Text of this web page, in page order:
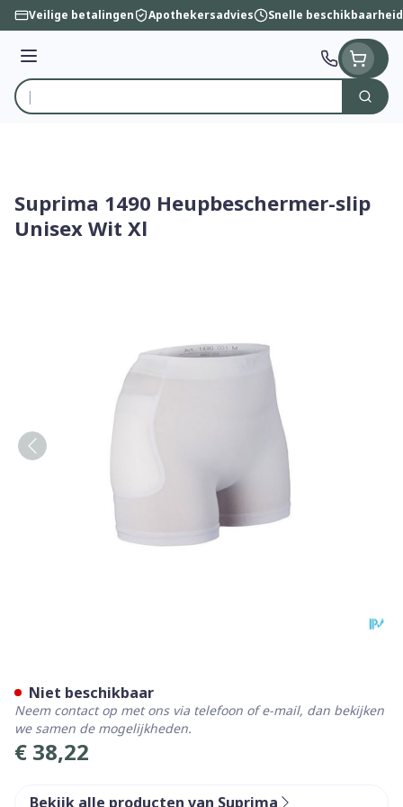
Ga naar de inhoud
Veilige betalingen Apothekersadvies Snelle beschikbaarheid
Menu
Product, merk, categorie...
Zoek
Suprima 1490 Heupbeschermer-slip
Unisex Wit Xl
€ 38,22
Niet beschikbaar
Neem contact op met ons via telefoon of e-mail, dan bekijken
we samen de mogelijkheden.
Bekijk alle producten van Suprima